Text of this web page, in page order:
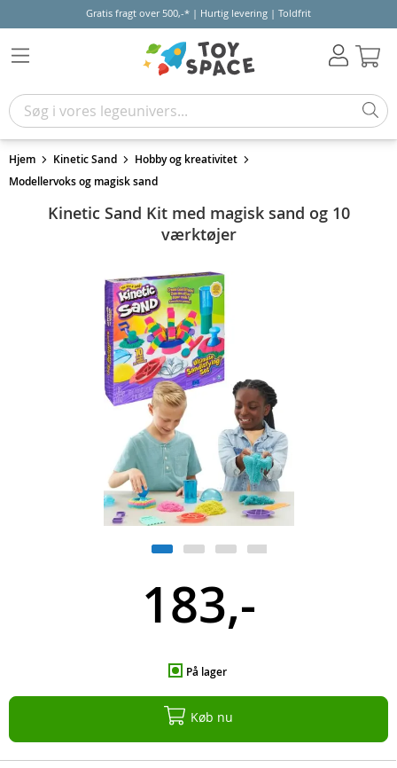
Gratis fragt over 500,-* | Hurtig levering | Toldfrit
Hjem Kinetic Sand
Hobby og kreativitet
Modellervoks og magisk sand
Kinetic Sand Kit med magisk sand og 10
værktøjer
183,-
På lager
Køb nu